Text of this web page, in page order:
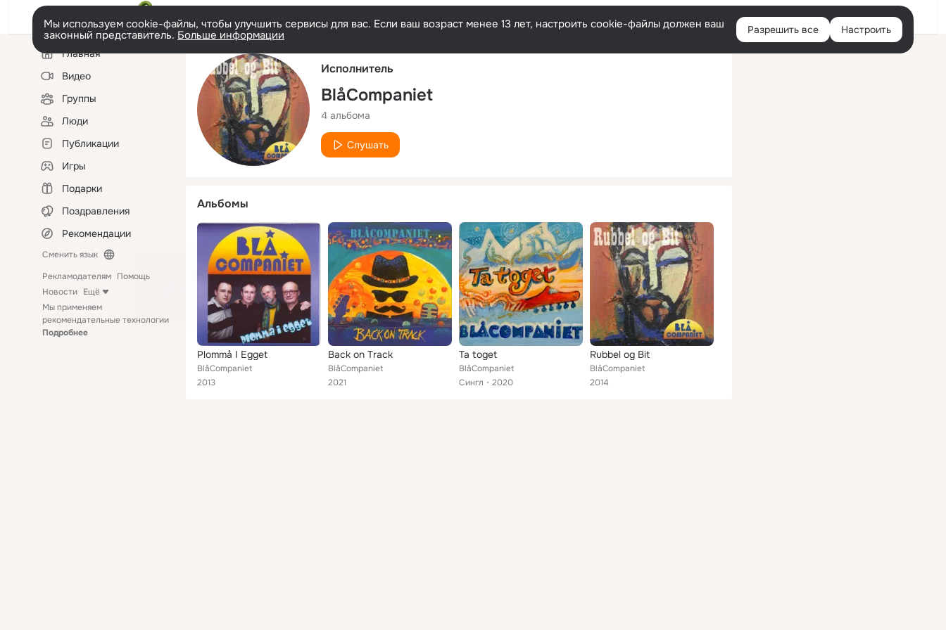
Русский Войти
Мы используем cookie-файлы, чтобы улучшить сервисы для вас. Если ваш возраст менее 13 лет, настроить cookie-файлы должен ваш
законный представитель. Больше информации Разрешить все Настроить
Левая
колонкаГлавная
Видео
Группы
Люди
Публикации
Игры
Подарки
Поздравления
Рекомендации
Сменить язык
Рекламодателям Помощь
Новости Ещё
Мы применяем
рекомендательные технологии
Подробнее
Исполнитель
BlåCompaniet
4 альбома
Слушать
Альбомы
Plommå I Egget
BlåCompaniet
2013
Back on Track
BlåCompaniet
2021
Ta toget
BlåCompaniet
Сингл
2020
Rubbel og Bit
BlåCompaniet
2014